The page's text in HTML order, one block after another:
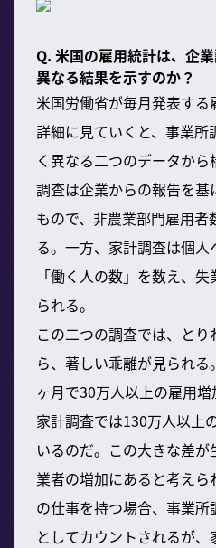
Q. 米国の雇用統計は、企
異なる結果を示すのか？
米国労働省が毎月発表す
詳細に見ていくと、事業
く異なる二つのデータか
調査は企業からの報告を
もので、非農業部門雇用
る。一方、家計調査は個
「働く人の数」を数え、
られる。
この二つの調査では、と
ら、著しい乖離が見られ
ヶ月で30万人以上の雇用増
家計調査では130万人以上
いるのだ。この大きな差
業者の増加にあると考え
の仕事を持つ場合、事業所
としてカウントされるが